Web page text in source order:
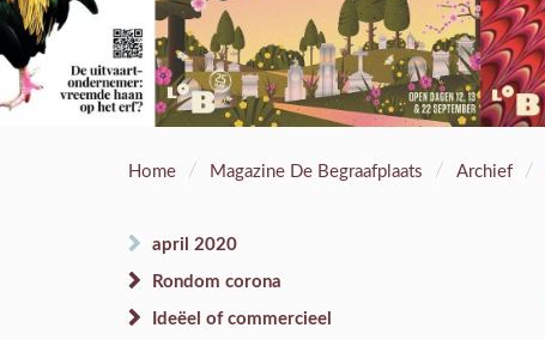
Home / Magazine De Begraafplaats / Archief /
april 2020
Rondom corona
Ideëel of commercieel